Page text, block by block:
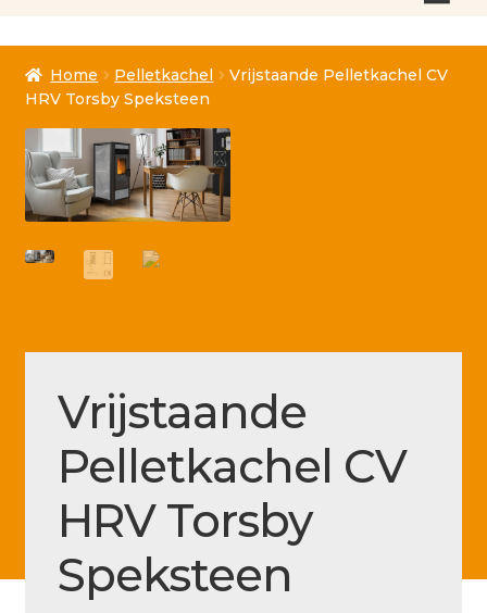
Afrekenen
Algemene voorwaarden
Betaling geannuleerd
Betaling voltooid
Blog
Fout bij betaling
Installatieservice
Klantenservice
Betaalmethode
Mijn account
Home Pelletkachel
Vrijstaande Pelletkachel CV
HRV Torsby Speksteen
Vrijstaande
Pelletkachel CV
HRV Torsby
Speksteen